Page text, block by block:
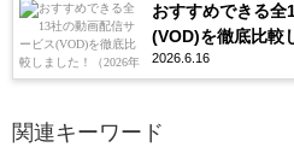
おすすめできる全
(VOD)を徹底比較
新）
2026.6.16
関連キーワード